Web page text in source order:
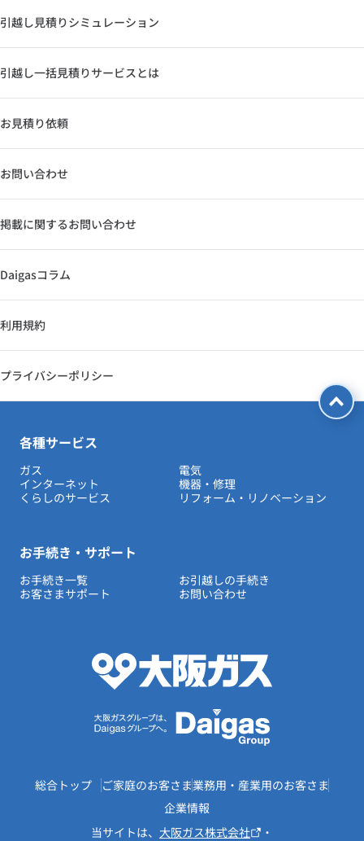
引越し見積りシミュレーション
引越し一括見積りサービスとは
お見積り依頼
お問い合わせ
掲載に関するお問い合わせ
Daigasコラム
利用規約
プライバシーポリシー
各種サービス
ガス
電気
インターネット
機器・修理
くらしのサービス
リフォーム・リノベーション
お手続き・サポート
お手続き一覧
お引越しの手続き
お客さまサポート
お問い合わせ
総合トップ ご家庭のお客さま業務用・産業用のお客さま
企業情報
当サイトは、 大阪ガス株式会社 ・